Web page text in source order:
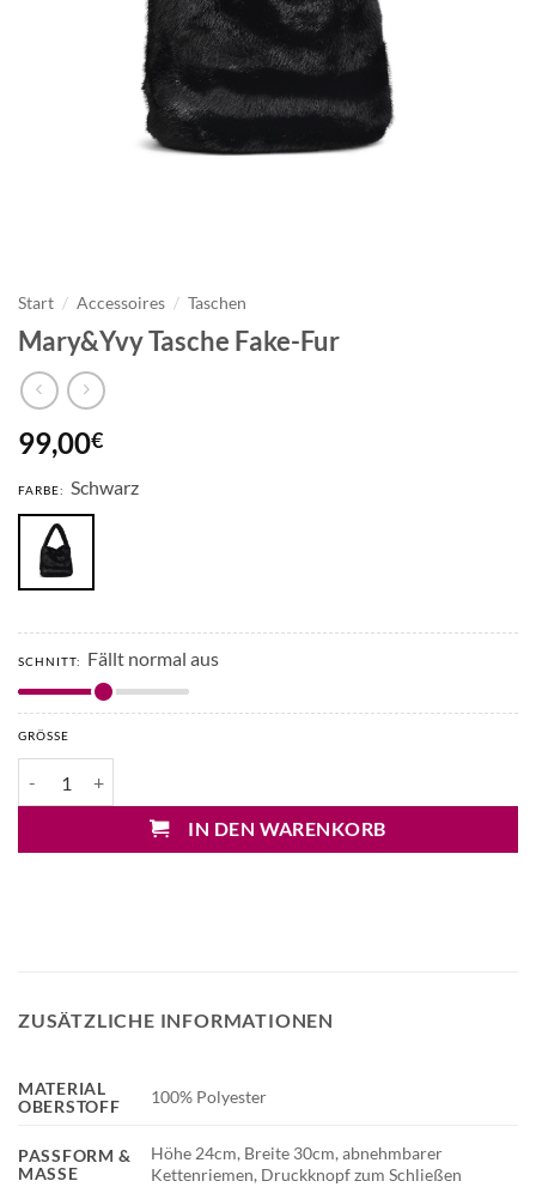
Start / Accessoires / Taschen
Mary&Yvy Tasche Fake-Fur
99,00€
FARBE: Schwarz
SCHNITT: Fällt normal aus
GRÖSSE
IN DEN WARENKORB
ZUSÄTZLICHE INFORMATIONEN
MATERIAL
OBERSTOFF
100% Polyester
PASSFORM &
MASSE
Höhe 24cm, Breite 30cm, abnehmbarer
Kettenriemen, Druckknopf zum Schließen